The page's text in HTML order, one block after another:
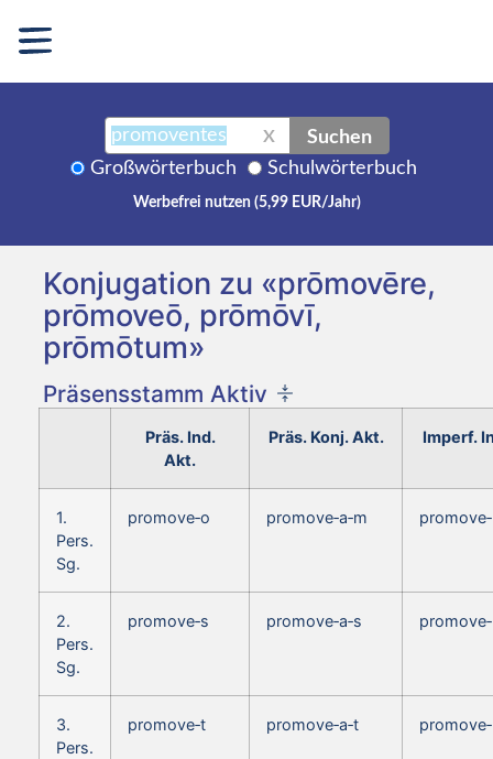
X Suchen
Großwörterbuch Schulwörterbuch
Werbefrei nutzen (5,99 EUR/Jahr)
Konjugation zu «prōmovēre,
prōmoveō, prōmōvī,
prōmōtum»
Präsensstamm Aktiv
Präs. Ind.
Akt.
Präs. Konj. Akt. Imperf.
1.
Pers.
Sg.
promove‑o promove‑a‑m
2.
Pers.
Sg.
promove‑s promove‑a‑s
3.
Pers.
promove‑t promove‑a‑t